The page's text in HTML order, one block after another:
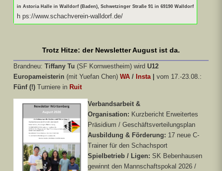
in Astoria Halle in Walldorf (Baden), Schwetzinger Straße 91 in 69190 Walldorf
h ps://www.schachverein-walldorf.de/
Trotz Hitze: der Newsletter August ist da.
Brandneu: Tiffany Tu (SF Kornwestheim) wird U12
Europameisterin (mit Yuefan Chen) WA / Insta
vom 17.-23.08.:
Fünf (!) Turniere in Ruit
Verbandsarbeit &
Organisation: Kurzbericht Erweitertes
Präsidium / Geschäftsverteilungsplan
Ausbildung & Förderung: 17 neue C-
Trainer für den Schachsport
Spielbetrieb / Ligen: SK Bebenhausen
gewinnt den Mannschaftspokal 2026 /